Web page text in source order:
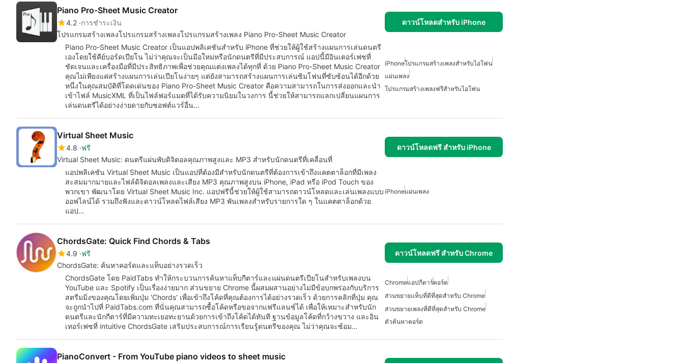
Piano Pro-Sheet Music Creator
4.2 การชำระเงิน
โปรแกรมสร้างเพลงโปรแกรมสร้างเพลงโปรแกรมสร้างเพลง Piano Pro-Sheet Music Creator
ดาวน์โหลดสำหรับ iPhone
Piano Pro-Sheet Music Creator เป็นแอปพลิเคชันสำหรับ iPhone ที่ช่วยให้ผู้ใช้สร้างแผนการเล่นดนตรี
เองโดยใช้คีย์บอร์ดเปียโน ไม่ว่าคุณจะเป็นมือใหม่หรือนักดนตรีที่มีประสบการณ์ แอปนี้มีอินเตอร์เฟซที่
ชัดเจนและเครื่องมือที่มีประสิทธิภาพเพื่อช่วยคุณแต่งเพลงได้ทุกที่ ด้วย Piano Pro-Sheet Music Creator
คุณไม่เพียงแค่สร้างแผนการเล่นเปียโนง่ายๆ แต่ยังสามารถสร้างแผนการเล่นซิมโฟนที่ซับซ้อนได้อีกด้วย
หนึ่งในคุณสมบัติที่โดดเด่นของ Piano Pro-Sheet Music Creator คือความสามารถในการส่งออกและนำ
เข้าไฟล์ MusicXML ที่เป็นไฟล์ฟอร์แมตที่ได้รับความนิยมในวงการ นี้ช่วยให้สามารถแลกเปลี่ยนแผนการ
เล่นดนตรีได้อย่างง่ายดายกับซอฟต์แวร์อื่น…
iPhoneโปรแกรมสร้างเพลงสำหรับไอโฟน
แผ่นเพลง
โปรแกรมสร้างเพลงฟรีสำหรับไอโฟน
Virtual Sheet Music
4.8 ฟรี
Virtual Sheet Music: ดนตรีแผ่นพับดิจิตอลคุณภาพสูงและ MP3 สำหรับนักดนตรีที่เคลื่อนที่
ดาวน์โหลดฟรี สำหรับ iPhone
แอปพลิเคชัน Virtual Sheet Music เป็นแอปที่ต้องมีสำหรับนักดนตรีที่ต้องการเข้าถึงแคตตาล็อกที่มีเพลง
สะสมมากมายและไฟล์ดิจิตอลเพลงและเสียง MP3 คุณภาพสูงบน iPhone, iPad หรือ iPod Touch ของ
พวกเขา พัฒนาโดย Virtual Sheet Music Inc. แอปฟรีนี้ช่วยให้ผู้ใช้สามารถดาวน์โหลดและเล่นเพลงแบบ
ออฟไลน์ได้ รวมถึงฟังและดาวน์โหลดไฟล์เสียง MP3 พันเพลงสำหรับรายการใด ๆ ในแคตตาล็อกด้วย
แอป…
iPhoneแผ่นเพลง
ChordsGate: Quick Find Chords & Tabs
4.9 ฟรี
ChordsGate: ค้นหาคอร์ดและแท็บอย่างรวดเร็ว
ดาวน์โหลดฟรี สำหรับ Chrome
ChordsGate โดย PaidTabs ทำให้กระบวนการค้นหาแท็บกีตาร์และแผ่นดนตรีเปียโนสำหรับเพลงบน
YouTube และ Spotify เป็นเรื่องง่ายมาก ส่วนขยาย Chrome นี้ผสมผสานอย่างไม่มีข้อบกพร่องกับบริการ
สตรีมมิ่งของคุณโดยเพิ่มปุ่ม 'Chords' เพื่อเข้าถึงโค้ดที่คุณต้องการได้อย่างรวดเร็ว ด้วยการคลิกที่ปุ่ม คุณ
จะถูกนำไปที่ PaidTabs.com ที่นั่นคุณสามารถซื้อโค้ดหรือขอจากแฟรีแลนซ์ได้ เพื่อให้เหมาะสำหรับนัก
ดนตรีและนักกีตาร์ที่มีความทะเยอทะยานด้วยการเข้าถึงโค้ดได้ทันที ฐานข้อมูลโค้ดที่กว้างขวาง และอิน
เทอร์เฟซที่ intuitive ChordsGate เสริมประสบการณ์การเรียนรู้ดนตรีของคุณ ไม่ว่าคุณจะซ้อม…
Chromeแอปกีตาร์คอร์ด
ส่วนขยายแท็บที่ดีที่สุดสำหรับ Chrome
ส่วนขยายเพลงที่ดีที่สุดสำหรับ Chrome
ตัวค้นหาคอร์ด
PianoConvert - From YouTube piano videos to sheet music